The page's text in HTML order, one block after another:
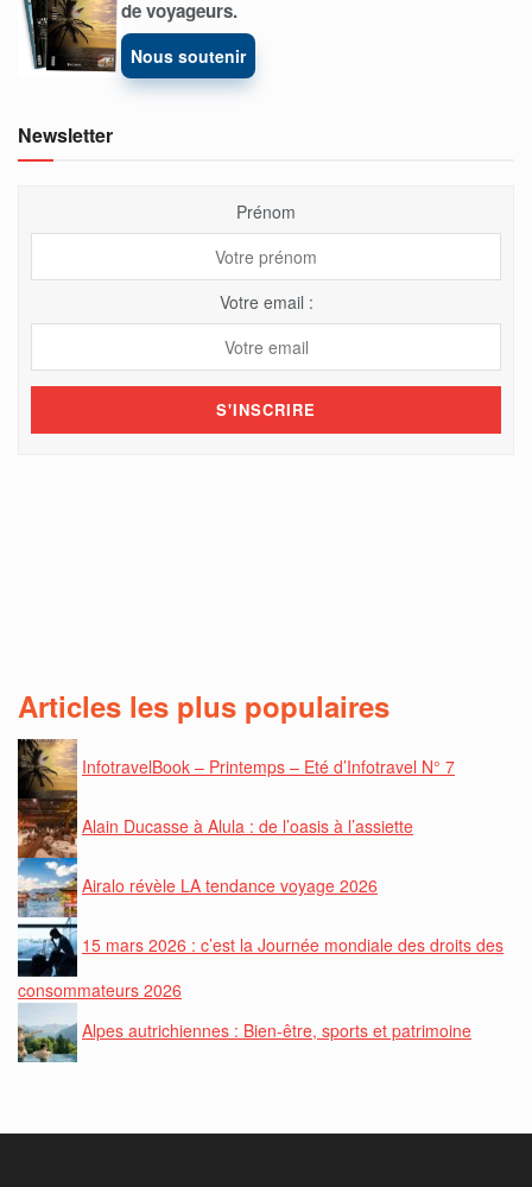
de voyageurs.
Nous soutenir
Newsletter
Prénom
Votre email :
Articles les plus populaires
InfotravelBook – Printemps – Eté d’Infotravel N° 7
Alain Ducasse à Alula : de l’oasis à l’assiette
Airalo révèle LA tendance voyage 2026
15 mars 2026 : c’est la Journée mondiale des droits des
consommateurs 2026
Alpes autrichiennes : Bien-être, sports et patrimoine